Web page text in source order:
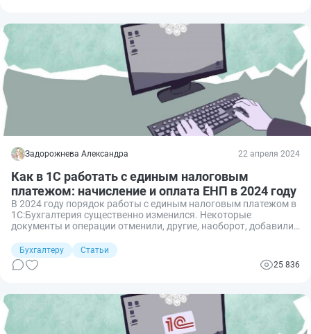
Задорожнева Александра 22 апреля 2024
Как в 1С работать с единым налоговым
платежом: начисление и оплата ЕНП в 2024 году
В 2024 году порядок работы с единым налоговым платежом в
1С:Бухгалтерия существенно изменился. Некоторые
документы и операции отменили, другие, наоборот, добавили.
Бухгалтеру
Статьи
25 836